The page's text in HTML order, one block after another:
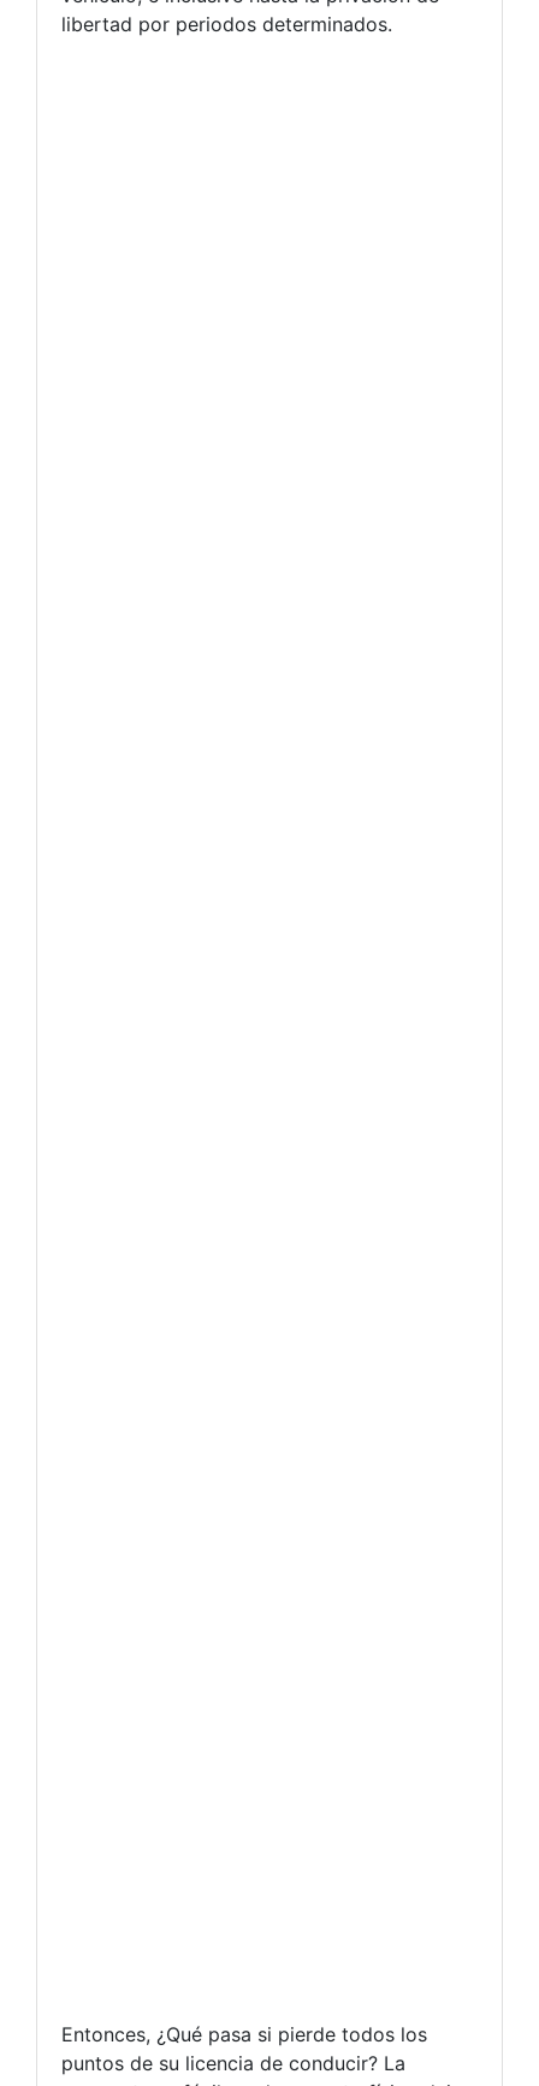
libertad por periodos determinados.
Entonces, ¿Qué pasa si pierde todos los
puntos de su licencia de conducir? La